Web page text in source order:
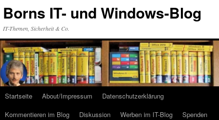
Inhalt
Borns IT- und Windows-Blog
IT-Themen, Sicherheit & Co.
Startseite About/Impressum
Datenschutzerklärung
Kommentieren im Blog
Diskussion Werben im IT-Blog
Spenden